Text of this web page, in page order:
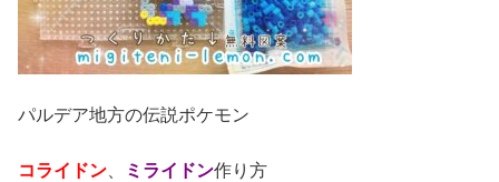
パルデア地方の伝説ポケモン
コライドン ミライドン作り方